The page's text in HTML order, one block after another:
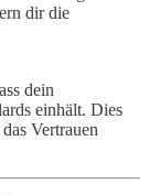
dir die
dein
einhält. Dies
Vertrauen